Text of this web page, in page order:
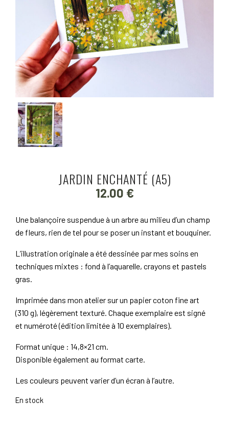
JARDIN ENCHANTÉ (A5)
12.00 €
Une balançoire suspendue à un arbre au milieu d’un champ
de fleurs, rien de tel pour se poser un instant et bouquiner.
L’illustration originale a été dessinée par mes soins en
techniques mixtes : fond à l’aquarelle, crayons et pastels
gras.
Imprimée dans mon atelier sur un papier coton fine art
(310 g), légèrement texturé. Chaque exemplaire est signé
et numéroté (édition limitée à 10 exemplaires).
Format unique : 14,8×21 cm.
Disponible également au format carte.
Les couleurs peuvent varier d’un écran à l’autre.
En stock